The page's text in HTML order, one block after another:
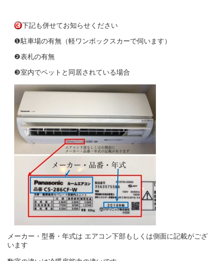
下記も併せてお知らせください
❶駐車場の有無（軽ワンボックスカーで伺います）
❷表札の有無
❸室内でペットと同居されている場合
メーカー・型番・年式は エアコン下部もしくは側面に記載がござ
います